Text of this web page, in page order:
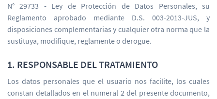
N° 29733 - Ley de Protección de Datos Personales, su
Reglamento aprobado mediante D.S. 003-2013-JUS, y
disposiciones complementarias y cualquier otra norma que la
sustituya, modifique, reglamente o derogue.
1. RESPONSABLE DEL TRATAMIENTO
Los datos personales que el usuario nos facilite, los cuales
constan detallados en el numeral 2 del presente documento,